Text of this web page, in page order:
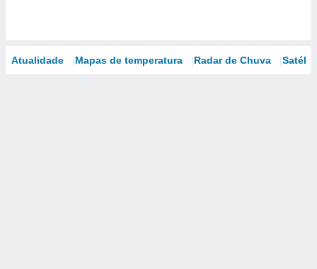
Atualidade Mapas de temperatura Radar de Chuva